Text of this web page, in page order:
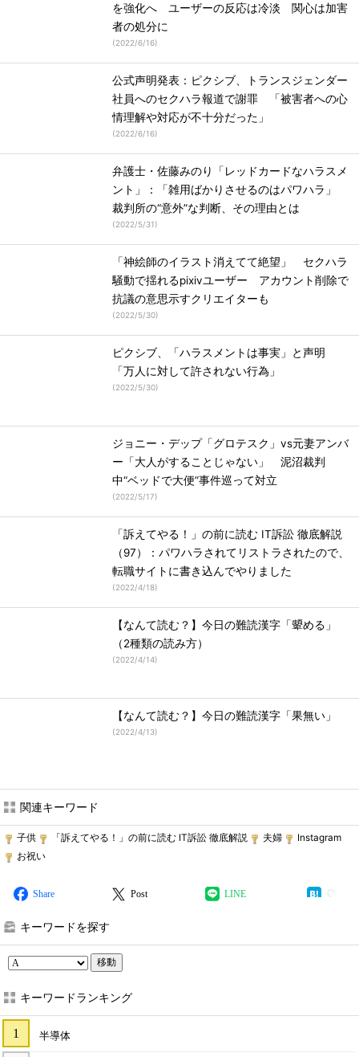
を強化へ ユーザーの反応は冷淡 関心は加害
者の処分に
(2022/6/16)
公式声明発表：ピクシブ、トランスジェンダー
社員へのセクハラ報道で謝罪 「被害者への心
情理解や対応が不十分だった」
(2022/6/16)
弁護士・佐藤みのり「レッドカードなハラスメ
ント」：「雑用ばかりさせるのはパワハラ」
裁判所の“意外”な判断、その理由とは
(2022/5/31)
「神絵師のイラスト消えてて絶望」 セクハラ
騒動で揺れるpixivユーザー アカウント削除で
抗議の意思示すクリエイターも
(2022/5/30)
ピクシブ、「ハラスメントは事実」と声明
「万人に対して許されない行為」
(2022/5/30)
ジョニー・デップ「グロテスク」vs元妻アンバ
ー「大人がすることじゃない」 泥沼裁判
中“ベッドで大便”事件巡って対立
(2022/5/17)
「訴えてやる！」の前に読む IT訴訟 徹底解説
（97）：パワハラされてリストラされたので、
転職サイトに書き込んでやりました
(2022/4/18)
【なんて読む？】今日の難読漢字「顰める」
（2種類の読み方）
(2022/4/14)
【なんて読む？】今日の難読漢字「果無い」
(2022/4/13)
関連キーワード
子供 「訴えてやる！」の前に読む IT訴訟 徹底解説 夫婦
Instagram
お祝い
Share Post LINE
キーワードを探す
移動
キーワードランキング
半導体